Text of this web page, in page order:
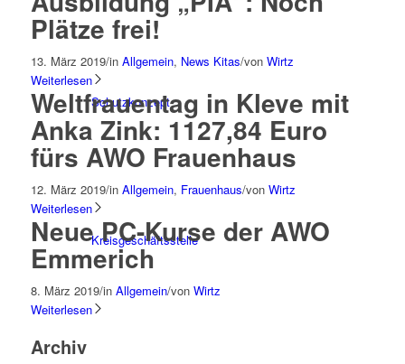
Schutzkonzept
Kreisgeschäftsstelle
Plätze frei!
13. März 2019/in Allgemein, News Kitas/von Wirtz
Weiterlesen
Weltfrauentag in Kleve mit
Anka Zink: 1127,84 Euro
fürs AWO Frauenhaus
12. März 2019/in Allgemein, Frauenhaus/von Wirtz
Weiterlesen
Neue PC-Kurse der AWO
Emmerich
8. März 2019/in Allgemein/von Wirtz
Weiterlesen
Archiv